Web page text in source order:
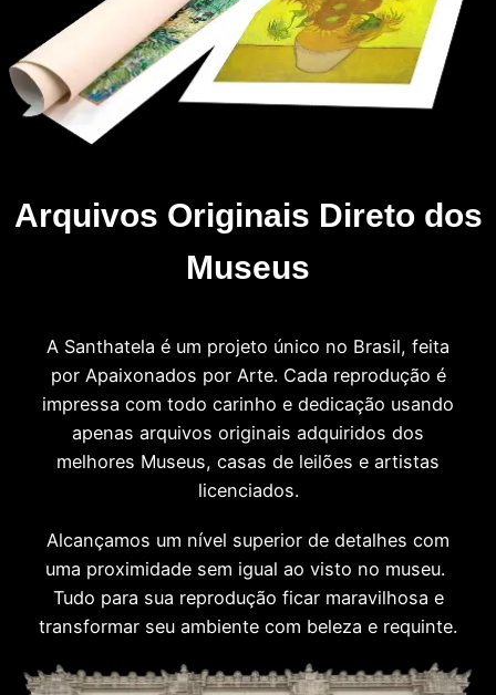
Arquivos Originais Direto dos
Museus
A Santhatela é um projeto único no Brasil, feita
por Apaixonados por Arte. Cada reprodução é
impressa com todo carinho e dedicação usando
apenas arquivos originais adquiridos dos
melhores Museus, casas de leilões e artistas
licenciados.
Alcançamos um nível superior de detalhes com
uma proximidade sem igual ao visto no museu.
Tudo para sua reprodução ficar maravilhosa e
transformar seu ambiente com beleza e requinte.